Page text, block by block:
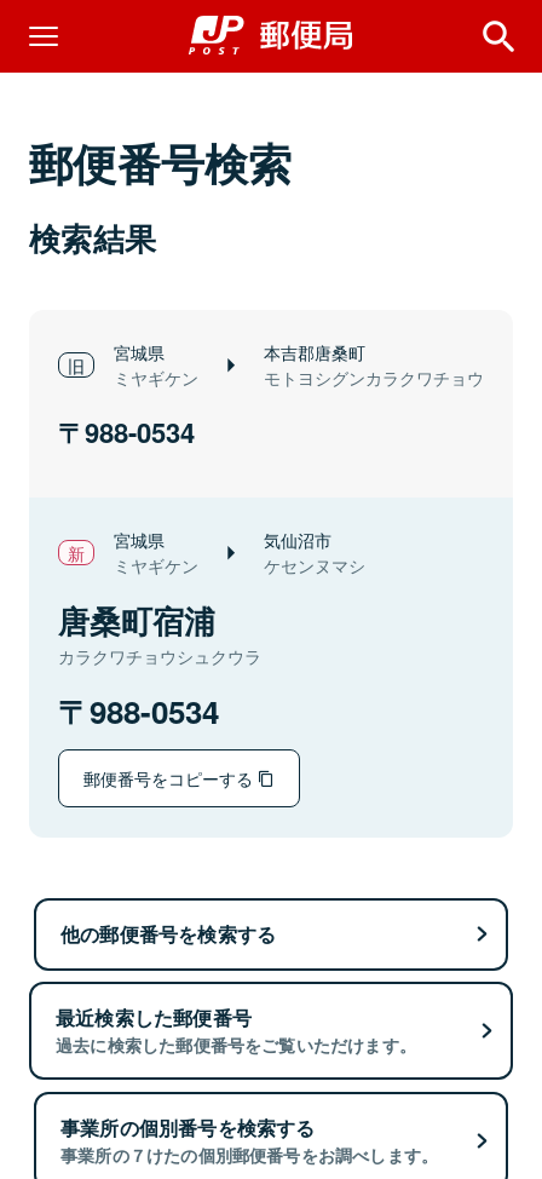
郵便番号検索
検索結果
宮城県
ミヤギケン
本吉郡唐桑町
モトヨシグンカラクワチョウ
988-0534
宮城県
ミヤギケン
気仙沼市
ケセンヌマシ
唐桑町宿浦
カラクワチョウシュクウラ
988-0534
郵便番号をコピーする
他の郵便番号を検索する
最近検索した郵便番号
過去に検索した郵便番号をご覧いただけます。
事業所の個別番号を検索する
事業所の７けたの個別郵便番号をお調べします。